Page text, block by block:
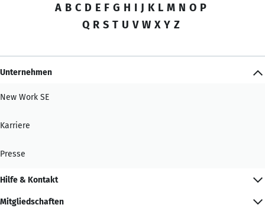
A B C D E F G H I J K L M N O P
Q R S T U V W X Y Z
Unternehmen
New Work SE
Karriere
Presse
Hilfe & Kontakt
Mitgliedschaften